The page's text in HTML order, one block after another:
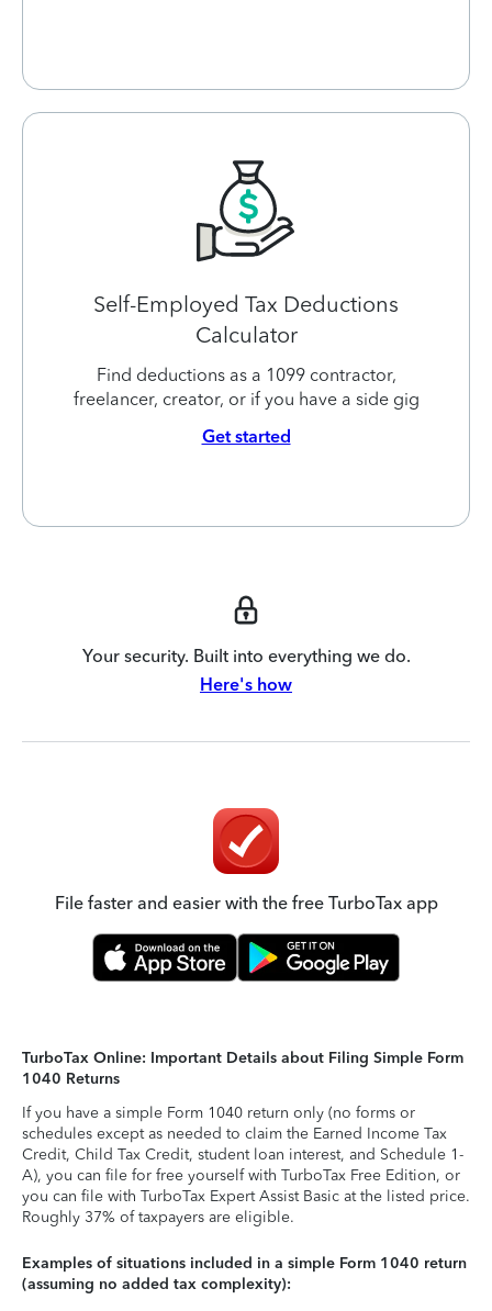
Self-Employed Tax Deductions
Calculator
Find deductions as a 1099 contractor,
freelancer, creator, or if you have a side gig
Get started
Your security. Built into everything we do.
Here's how
File faster and easier with the free TurboTax app
TurboTax Online: Important Details about Filing Simple Form
1040 Returns
If you have a simple Form 1040 return only (no forms or
schedules except as needed to claim the Earned Income Tax
Credit, Child Tax Credit, student loan interest, and Schedule 1-
A), you can file for free yourself with TurboTax Free Edition, or
you can file with TurboTax Expert Assist Basic at the listed price.
Roughly 37% of taxpayers are eligible.
Examples of situations included in a simple Form 1040 return
(assuming no added tax complexity):